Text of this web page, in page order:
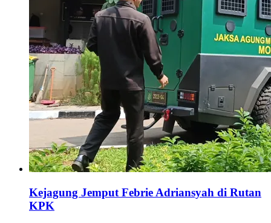
Kejagung Jemput Febrie Adriansyah di Rutan
KPK